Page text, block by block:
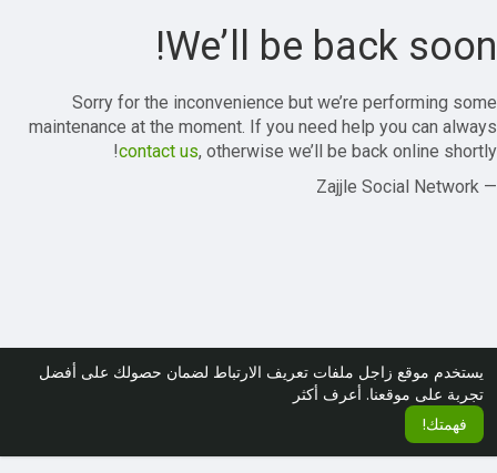
يستخدم موقع زاجل ملفات تعريف الارتباط لضمان حصولك على أفضل
تجربة على موقعنا. أعرف أكثر
فهمتك!
We’ll be back soon!
Sorry for the inconvenience but we’re performing some
maintenance at the moment. If you need help you can always
contact us, otherwise we’ll be back online shortly!
— Zajjle Social Network